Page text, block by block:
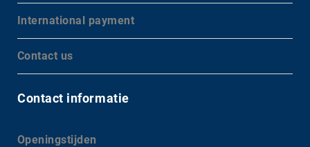
International payment
Contact us
Contact informatie
Openingstijden